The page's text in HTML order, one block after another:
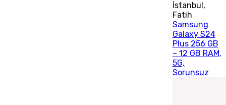
İstanbul ,
Fatih
Samsung
Galaxy S24
Plus 256 GB
– 12 GB RAM,
5G,
Sorunsuz